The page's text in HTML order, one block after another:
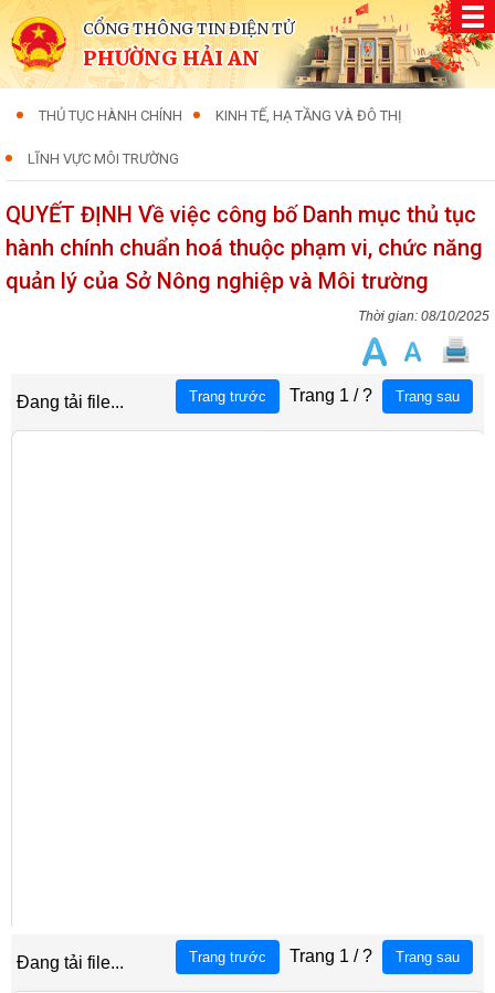
CỔNG THÔNG TIN ĐIỆN TỬ
PHƯỜNG HẢI AN
THỦ TỤC HÀNH CHÍNH KINH TẾ, HẠ TẦNG VÀ ĐÔ THỊ
LĨNH VỰC MÔI TRƯỜNG
QUYẾT ĐỊNH Về việc công bố Danh mục thủ tục
hành chính chuẩn hoá thuộc phạm vi, chức năng
quản lý của Sở Nông nghiệp và Môi trường
08/10/2025